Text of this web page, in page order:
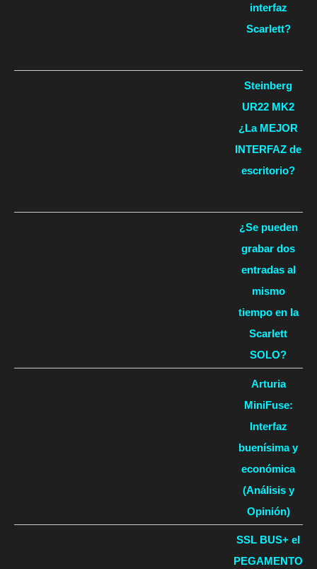
interfaz
Scarlett?
Steinberg
UR22 MK2
¿La MEJOR
INTERFAZ de
escritorio?
¿Se pueden
grabar dos
entradas al
mismo
tiempo en la
Scarlett
SOLO?
Arturia
MiniFuse:
Interfaz
buenísima y
económica
(Análisis y
Opinión)
SSL BUS+ el
PEGAMENTO